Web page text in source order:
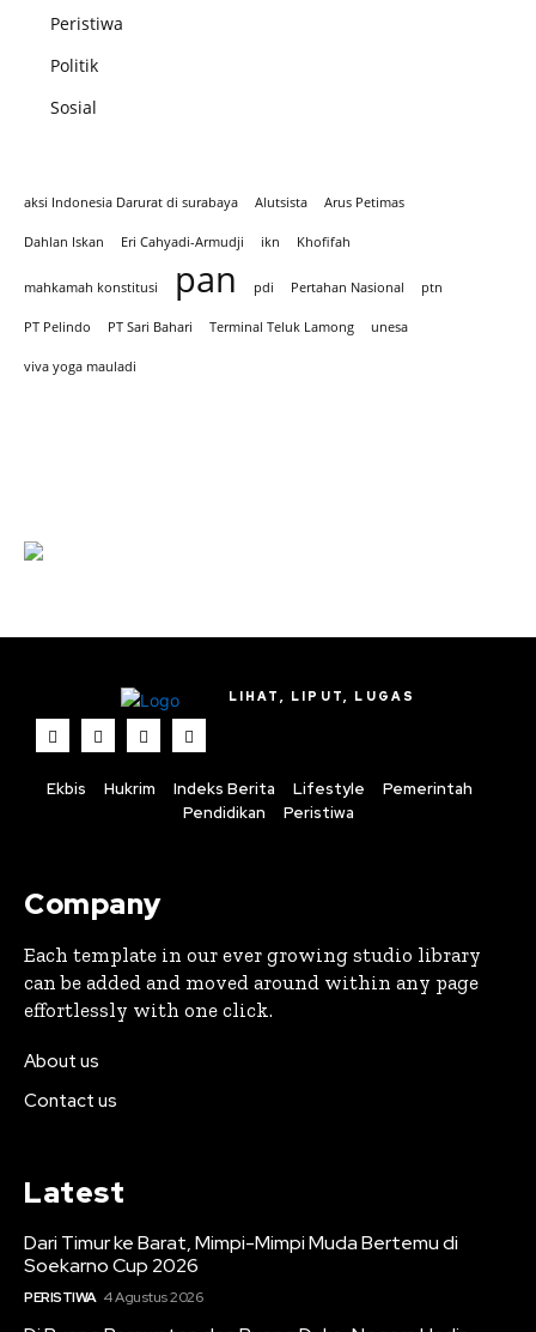
Peristiwa
Politik
Sosial
aksi Indonesia Darurat di surabaya Alutsista Arus Petimas
Dahlan Iskan Eri Cahyadi-Armudji ikn Khofifah
mahkamah konstitusi pan pdi Pertahan Nasional ptn
PT Pelindo PT Sari Bahari Terminal Teluk Lamong unesa
viva yoga mauladi
LIHAT, LIPUT, LUGAS
Ekbis Hukrim Indeks Berita Lifestyle
Pemerintah
Pendidikan
Peristiwa
Company
Each template in our ever growing studio library
can be added and moved around within any page
effortlessly with one click.
About us
Contact us
Latest
Dari Timur ke Barat, Mimpi-Mimpi Muda Bertemu di
Soekarno Cup 2026
PERISTIWA 4 Agustus 2026